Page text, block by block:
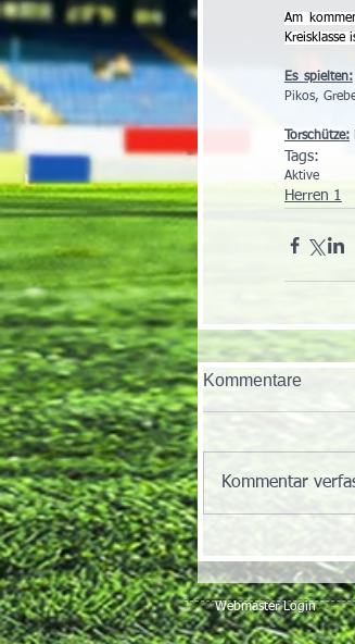
Am
Es spielten:
Pikos,
Torschütze:
Tags:
Aktive
Herren 1
Kommentare
Kommentar
Webmaster Login